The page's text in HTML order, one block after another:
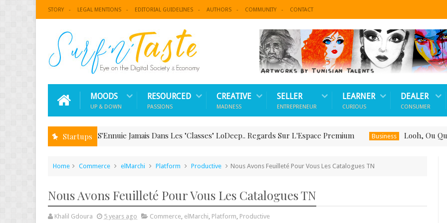
STORY LEGAL MENTIONS EDITORIAL GUIDELINES AUTHORS COMMUNITY CONTACT
MOODS
UP & DOWN
RESOURCED
PASSIONS
CREATIVE
MADNESS
SELLER
ENTREPRENEUR
LEARNER
CURIOUS
DEALER
CONSUMER
Startups
On Ne S'Ennuie Jamais Dans Les "Classes" LoDeep.. Regards Sur L'Espace Premium Business Looh, Ou Quand
Home Commerce elMarchi Platform Productive Nous Avons Feuilleté Pour Vous Les Catalogues TN
Nous Avons Feuilleté Pour Vous Les Catalogues TN
Khalil Gdoura 5 years ago Commerce, elMarchi, Platform, Productive